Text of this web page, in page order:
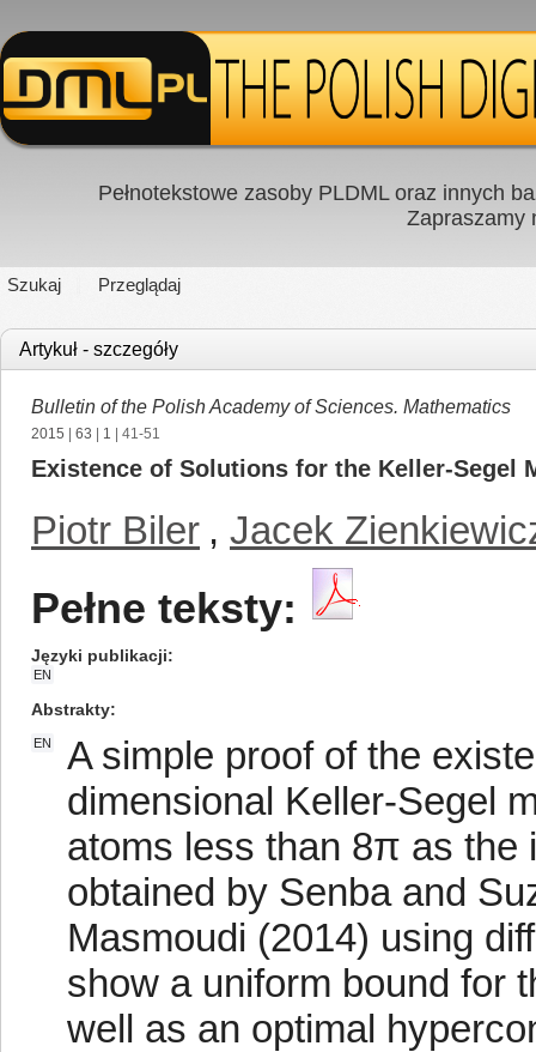
Pełnotekstowe zasoby PLDML oraz innych
Zapraszamy
Szukaj Przeglądaj
Artykuł - szczegóły
Bulletin of the Polish Academy of Sciences. Mathematics
2015 63 1 | 41-51
Existence of Solutions for the Keller-Segel
Piotr Biler , Jacek
Pełne teksty:
Języki publikacji
EN
Abstrakty
EN
A simple proof of the
dimensional Keller-Segel
atoms less than 8π as the
obtained by Senba and
Masmoudi (2014) using
show a uniform bound for
well as an optimal